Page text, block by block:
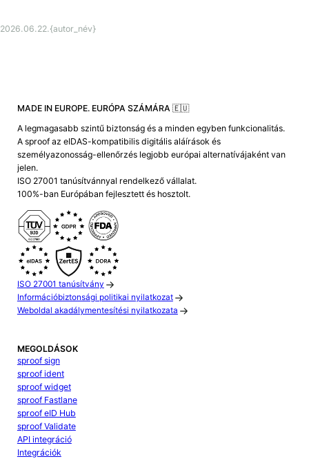
2026.06.22.{autor_név}
MADE IN EUROPE. EURÓPA SZÁMÁRA 🇪🇺
A legmagasabb szintű biztonság és a minden egyben funkcionalitás.
A sproof az eIDAS-kompatibilis digitális aláírások és
személyazonosság-ellenőrzés legjobb európai alternatívájaként van
jelen.
ISO 27001 tanúsítvánnyal rendelkező vállalat.
100%-ban Európában fejlesztett és hosztolt.
ISO 27001 tanúsítvány
Információbiztonsági politikai nyilatkozat
Weboldal akadálymentesítési nyilatkozata
MEGOLDÁSOK
sproof sign
sproof ident
sproof widget
sproof Fastlane
sproof eID Hub
sproof Validate
API integráció
Integrációk